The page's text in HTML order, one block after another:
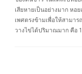
เสียหายเป็นอย่างมาก หอ
เพศตรงข้ามเพื่อให้สามา
วางไข่ได้ปริมาณมาก คือ